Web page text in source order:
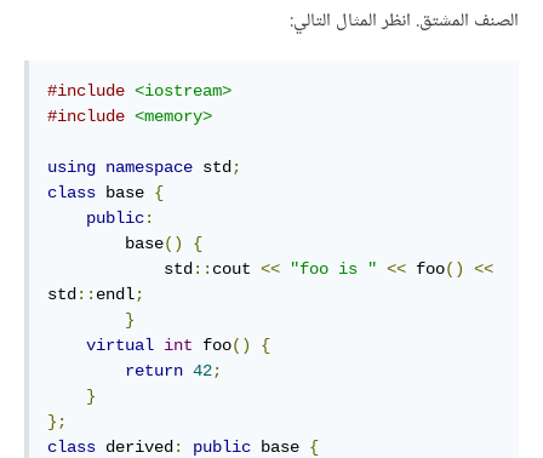
الصنف المشتق. انظر المثال التالي:
#include <iostream>
#include <memory>
using namespace std ;
class base {
public:
        base
()
{
            std
:: cout << "foo is " << foo()
<<
std :: endl;
}
virtual int foo()
{
return 42;
}
};
class derived : public base {